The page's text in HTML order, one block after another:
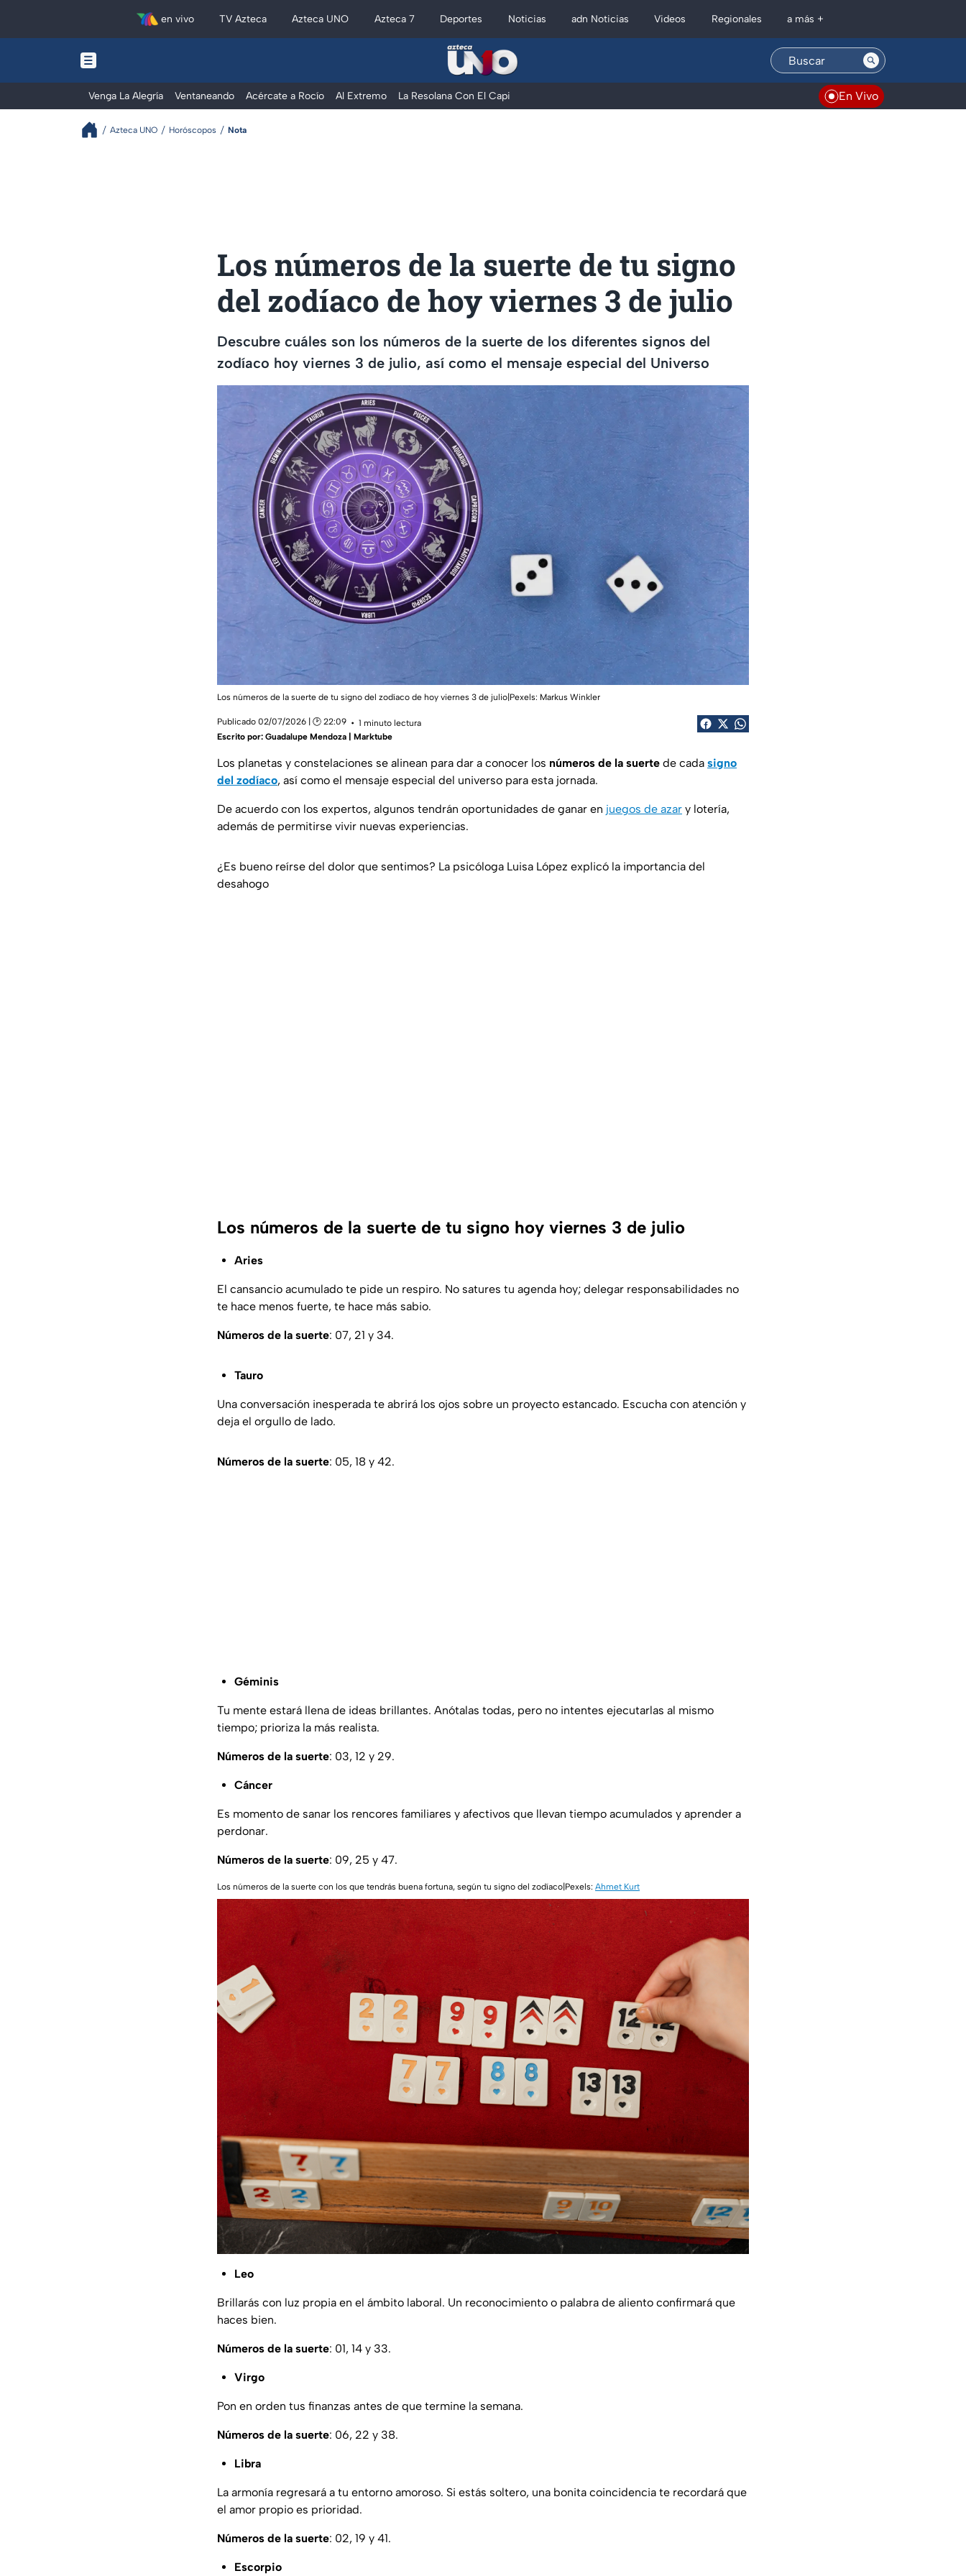
en vivo TV Azteca Azteca UNO Azteca 7 Deportes Noticias adn Noticias Videos Regionales a más +
Venga La Alegría Ventaneando Acércate a Rocío Al Extremo La Resolana Con El Capi En Vivo
Azteca UNO Horóscopos Nota
Los números de la suerte de tu signo
del zodíaco de hoy viernes 3 de julio
Descubre cuáles son los números de la suerte de los diferentes signos del
zodíaco hoy viernes 3 de julio, así como el mensaje especial del Universo
Los números de la suerte de tu signo del zodíaco de hoy viernes 3 de julio|Pexels: Markus Winkler
Publicado 02/07/2026 | 🕑 22:09
1 minuto lectura
Escrito por: Guadalupe Mendoza | Marktube
Los planetas y constelaciones se alinean para dar a conocer los números de la suerte de cada signo
del zodíaco, así como el mensaje especial del universo para esta jornada.
De acuerdo con los expertos, algunos tendrán oportunidades de ganar en juegos de azar y lotería,
además de permitirse vivir nuevas experiencias.
¿Es bueno reírse del dolor que sentimos? La psicóloga Luisa López explicó la importancia del
desahogo
Los números de la suerte de tu signo hoy viernes 3 de julio
Aries
El cansancio acumulado te pide un respiro. No satures tu agenda hoy; delegar responsabilidades no
te hace menos fuerte, te hace más sabio.
Números de la suerte: 07, 21 y 34.
Tauro
Una conversación inesperada te abrirá los ojos sobre un proyecto estancado. Escucha con atención y
deja el orgullo de lado.
Números de la suerte: 05, 18 y 42.
Géminis
Tu mente estará llena de ideas brillantes. Anótalas todas, pero no intentes ejecutarlas al mismo
tiempo; prioriza la más realista.
Números de la suerte: 03, 12 y 29.
Cáncer
Es momento de sanar los rencores familiares y afectivos que llevan tiempo acumulados y aprender a
perdonar.
Números de la suerte: 09, 25 y 47.
Los números de la suerte con los que tendrás buena fortuna, según tu signo del zodíaco|Pexels: Ahmet Kurt
Leo
Brillarás con luz propia en el ámbito laboral. Un reconocimiento o palabra de aliento confirmará que
haces bien.
Números de la suerte: 01, 14 y 33.
Virgo
Pon en orden tus finanzas antes de que termine la semana.
Números de la suerte: 06, 22 y 38.
Libra
La armonía regresará a tu entorno amoroso. Si estás soltero, una bonita coincidencia te recordará que
el amor propio es prioridad.
Números de la suerte: 02, 19 y 41.
Escorpio